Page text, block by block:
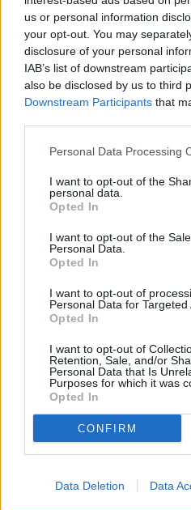
us or personal information
your opt-out. You may
disclosure of your personal
IAB’s list of downstream
also be disclosed by us to third
Downstream Participants that
Personal Data Processing
I want to opt-out of the
personal data.
Opted In
I want to opt-out of the
Personal Data.
Opted In
I want to opt-out of
Personal Data for Targeted
Opted In
I want to opt-out of
Retention, Sale, and/or
Personal Data that Is
Purposes for which it was
Opted In
CONFIRM
Data Deletion Data
FacebookTwitter Pinterest
PREVIOUS ARTICLE
Η υπερθέρμανση του πλανήτη
επιδείνωσε τις φυσικές
καταστροφές το 2024
RELATEDPOSTS